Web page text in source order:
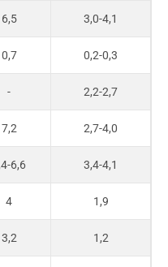
6,5 3,0-4,1
0,7 0,2-0,3
- 2,2-2,7
7,2 2,7-4,0
6,6 3,4-4,1
4 1,9
3,2 1,2